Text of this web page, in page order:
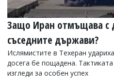
Защо Иран отмъщава с
съседните държави?
Ислямистите в Техеран
досега бе пощадена.
изгледи за особен успех